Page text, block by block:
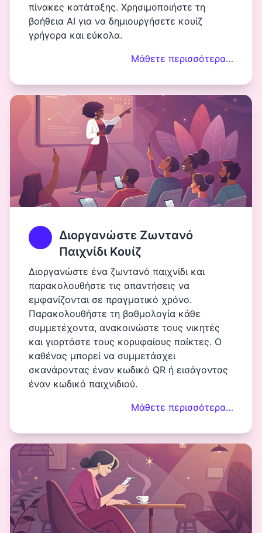
πίνακες κατάταξης. Χρησιμοποιήστε τη
βοήθεια AI για να δημιουργήσετε κουίζ
γρήγορα και εύκολα.
Μάθετε περισσότερα…
Διοργανώστε Ζωντανό
Παιχνίδι Κουίζ
Διοργανώστε ένα ζωντανό παιχνίδι και
παρακολουθήστε τις απαντήσεις να
εμφανίζονται σε πραγματικό χρόνο.
Παρακολουθήστε τη βαθμολογία κάθε
συμμετέχοντα, ανακοινώστε τους νικητές
και γιορτάστε τους κορυφαίους παίκτες. Ο
καθένας μπορεί να συμμετάσχει
σκανάροντας έναν κωδικό QR ή εισάγοντας
έναν κωδικό παιχνιδιού.
Μάθετε περισσότερα…